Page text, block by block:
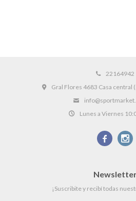
22164942
Gral Flores 4683 Casa central
Lunes a Viernes
 
¡Suscribite y recibí todas